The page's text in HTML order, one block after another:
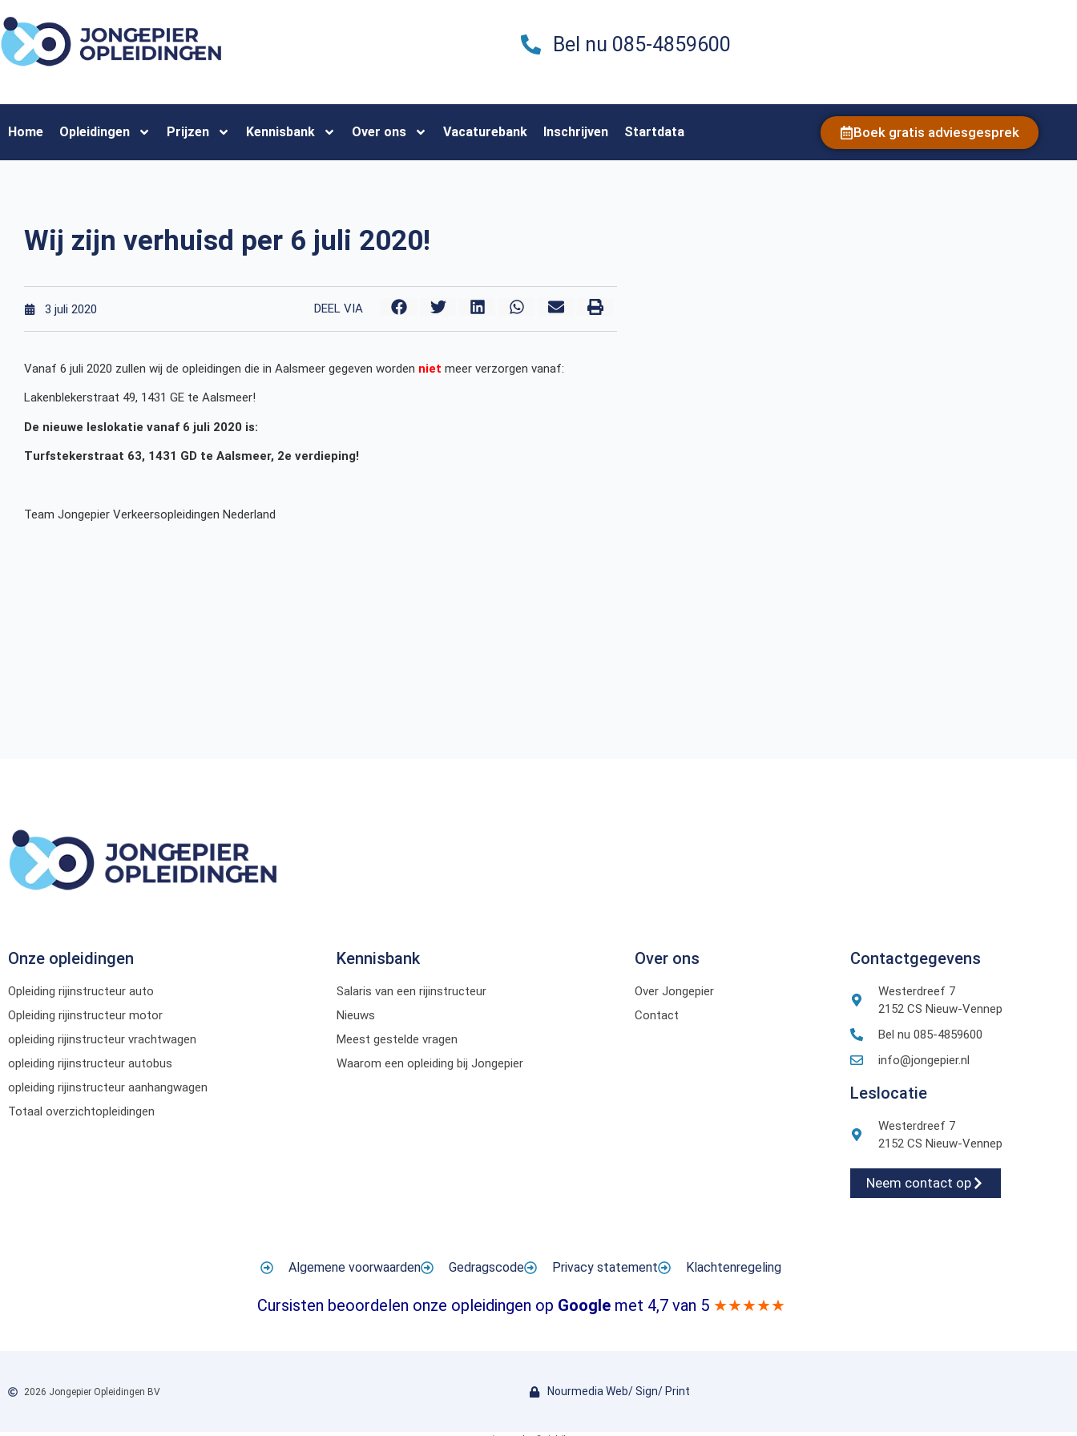
Bel nu 085-4859600
Home Opleidingen Prijzen Kennisbank Over ons Vacaturebank Inschrijven Startdata Boek gratis adviesgesprek
Wij zijn verhuisd per 6 juli 2020!
3 juli 2020 DEEL VIA
Vanaf 6 juli 2020 zullen wij de opleidingen die in Aalsmeer gegeven worden niet meer verzorgen vanaf:
Lakenblekerstraat 49, 1431 GE te Aalsmeer!
De nieuwe leslokatie vanaf 6 juli 2020 is:
Turfstekerstraat 63, 1431 GD te Aalsmeer, 2e verdieping!
Team Jongepier Verkeersopleidingen Nederland
Onze opleidingen
Opleiding rijinstructeur auto
Opleiding rijinstructeur motor
opleiding rijinstructeur vrachtwagen
opleiding rijinstructeur autobus
opleiding rijinstructeur aanhangwagen
Totaal overzichtopleidingen
Kennisbank
Salaris van een rijinstructeur
Nieuws
Meest gestelde vragen
Waarom een opleiding bij Jongepier
Over ons
Over Jongepier
Contact
Contactgegevens
Westerdreef 7
2152 CS Nieuw-Vennep
Bel nu 085-4859600
info@jongepier.nl
Leslocatie
Westerdreef 7
2152 CS Nieuw-Vennep
Neem contact op
Algemene voorwaarden Gedragscode Privacy statement Klachtenregeling
Cursisten beoordelen onze opleidingen op Googlemet 4,7 van 5 ★★★★★
2026 Jongepier Opleidingen BV Nourmedia Web/ Sign/ Print